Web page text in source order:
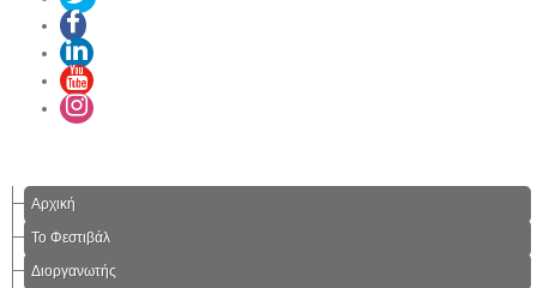
Αρχική
Το Φεστιβάλ
Διοργανωτής